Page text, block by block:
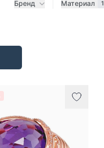
Бренд Материал 1